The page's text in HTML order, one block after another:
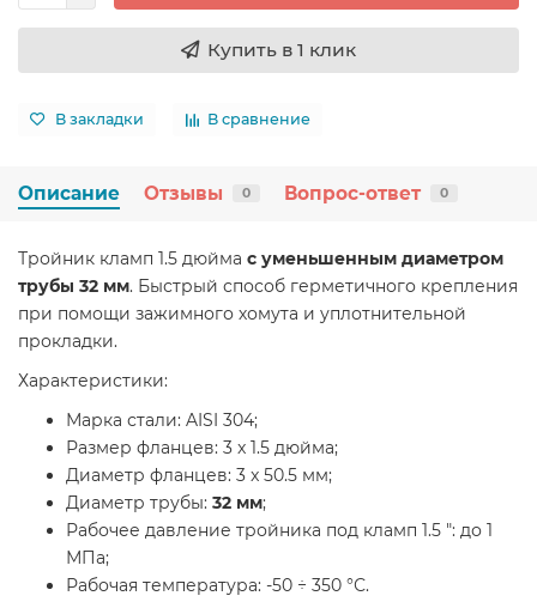
Купить в 1 клик
В закладки В сравнение
Описание Отзывы 0 Вопрос-ответ 0
Тройник кламп 1.5 дюйма с уменьшенным диаметром
трубы 32 мм. Быстрый способ герметичного крепления
при помощи зажимного хомута и уплотнительной
прокладки.
Характеристики:
Марка стали: AISI 304;
Размер фланцев: 3 x 1.5 дюйма;
Диаметр фланцев: 3 x 50.5 мм;
Диаметр трубы: 32 мм;
Рабочее давление тройника под кламп 1.5 ": до 1
МПа;
Рабочая температура: -50 ÷ 350 °С.